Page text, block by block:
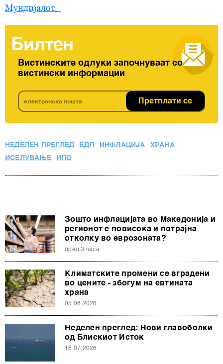
Мундијалот.
Билтен
Вистинските одлуки започнуваат со
вистински информации
Претплати се
НЕДЕЛЕН ПРЕГЛЕД БДП ИНФЛАЦИЈА
ХРАНА
ИСЕЛУВАЊЕ
ИПО
Зошто инфлацијата во Македонија и
регионот е повисока и потрајна
отколку во еврозоната?
пред 3 часа
Климатските промени се вградени
во цените - збогум на евтината
храна
05.08.2026
Неделен преглед: Нови главоболки
од Блискиот Исток
18.07.2026